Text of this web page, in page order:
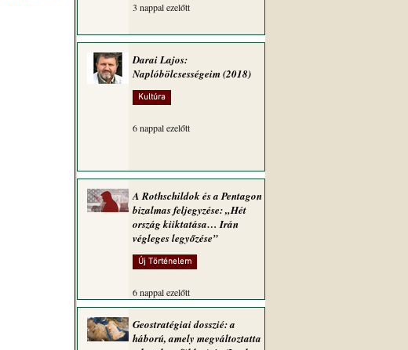
3 nappal ezelőtt
Darai Lajos:
Naplóbölcsességeim (2018)
Kultúra
6 nappal ezelőtt
A Rothschildok és a Pentagon
bizalmas feljegyzése: „Hét
ország kiiktatása… Irán
végleges legyőzése”
Új Történelem
6 nappal ezelőtt
Geostratégiai dosszié: a
háború, amely megváltoztatta